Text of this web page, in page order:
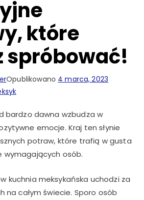
które
spróbować!
Opublikowano 4 marca, 2023
bardzo dawna wzbudza w
emocje. Kraj ten słynie
potraw, które trafią w gusta
wymagających osób.
kuchnia meksykańska uchodzi za
na całym świecie. Sporo osób